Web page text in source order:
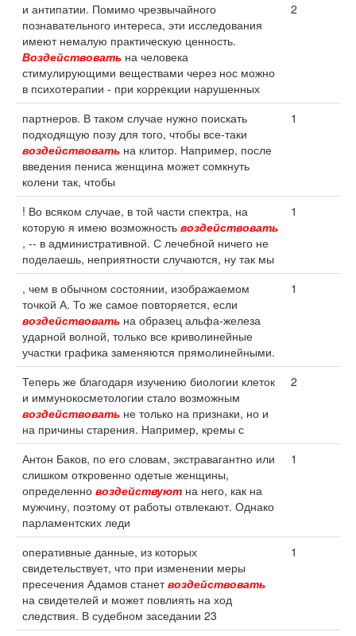
и антипатии. Помимо чрезвычайного
познавательного интереса, эти исследования
имеют немалую практическую ценность.
Воздействовать на человека
стимулирующими веществами через нос можно
в психотерапии - при коррекции нарушенных
2
партнеров. В таком случае нужно поискать
подходящую позу для того, чтобы все-таки
воздействовать на клитор. Например, после
введения пениса женщина может сомкнуть
колени так, чтобы
1
! Во всяком случае, в той части спектра, на
которую я имею возможность воздействовать
, -- в административной. С лечебной ничего не
поделаешь, неприятности случаются, ну так мы
1
, чем в обычном состоянии, изображаемом
точкой А. То же самое повторяется, если
воздействовать на образец альфа-железа
ударной волной, только все криволинейные
участки графика заменяются прямолинейными.
1
Теперь же благодаря изучению биологии клеток
и иммунокосметологии стало возможным
воздействовать не только на признаки, но и
на причины старения. Например, кремы с
2
Антон Баков, по его словам, экстравагантно или
слишком откровенно одетые женщины,
определенно воздействуют на него, как на
мужчину, поэтому от работы отвлекают. Однако
парламентских леди
1
оперативные данные, из которых
свидетельствует, что при изменении меры
пресечения Адамов станетвоздействовать
на свидетелей и может повлиять на ход
следствия. В судебном заседании 23
1